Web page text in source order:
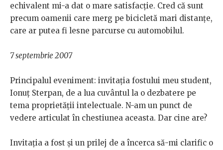
echivalent mi-a dat o mare satisfacție. Cred că sunt
precum oamenii care merg pe bicicletă mari distanțe,
care ar putea fi lesne parcurse cu automobilul.
7 septembrie 2007
Principalul eveniment: invitația fostului meu student,
Ionuț Sterpan, de a lua cuvântul la o dezbatere pe
tema proprietății intelectuale. N-am un punct de
vedere articulat în chestiunea aceasta. Dar cine are?
Invitația a fost și un prilej de a încerca să-mi clarific o